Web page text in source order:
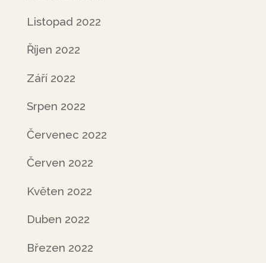
Listopad 2022
Říjen 2022
Září 2022
Srpen 2022
Červenec 2022
Červen 2022
Květen 2022
Duben 2022
Březen 2022